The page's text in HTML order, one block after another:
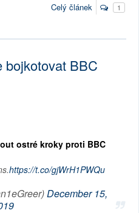
Celý článek 1
bojkotovat BBC
ostré kroky proti BBC
https://t.co/gjWrH1PWQu
December 15,